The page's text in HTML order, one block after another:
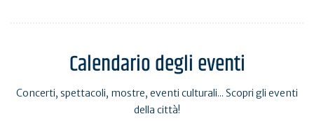
Calendario degli eventi
Concerti, spettacoli, mostre, eventi culturali... Scopri gli eventi
della città!